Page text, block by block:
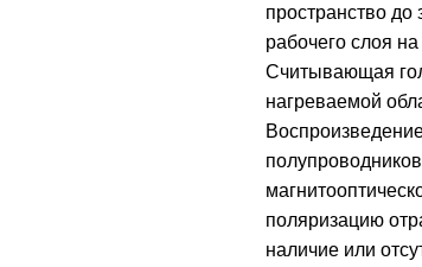
пространство
рабочего слоя
Считывающая
нагреваемой
поляризацию
наличие или